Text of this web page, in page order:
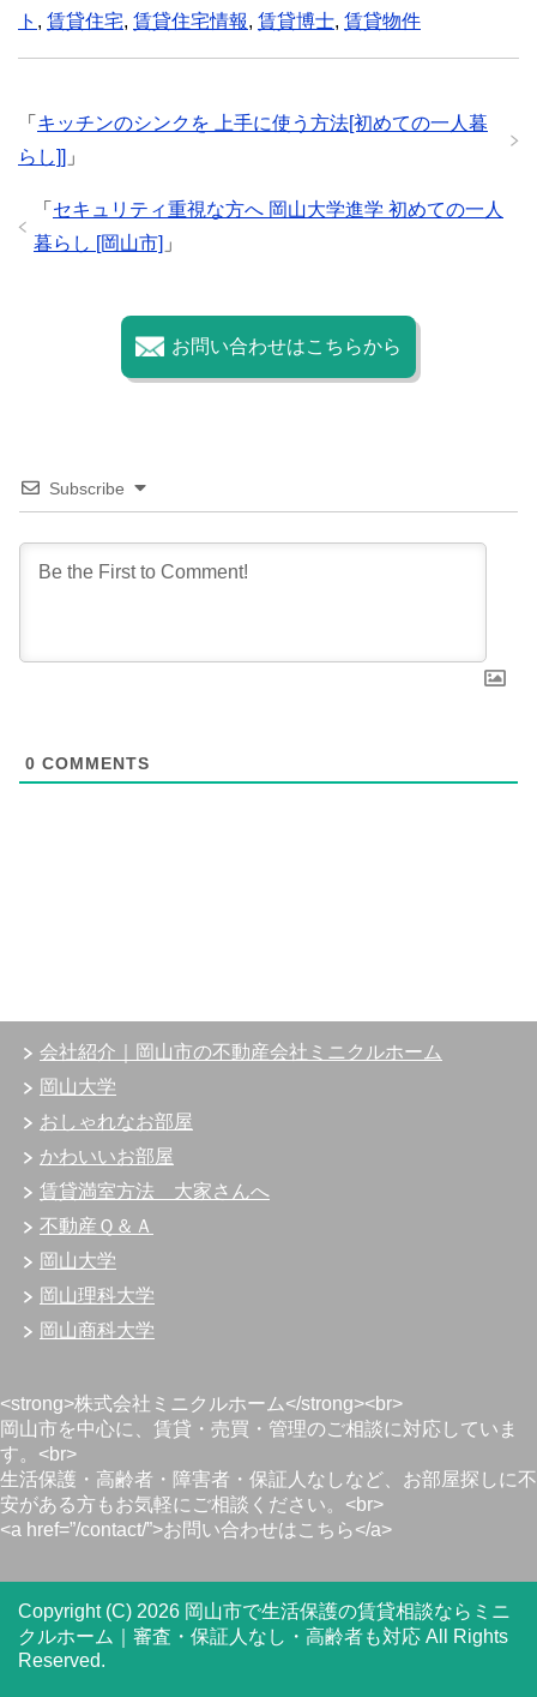
ト , 賃貸住宅, 賃貸住宅情報, 賃貸博士, 賃貸物件
「 キッチンのシンクを 上手に使う方法[初めての一人暮
らし]] 」
「 セキュリティ重視な方へ 岡山大学進学 初めての一人
暮らし [岡山市] 」
お問い合わせはこちらから
Subscribe
0 COMMENTS
会社紹介｜岡山市の不動産会社ミニクルホーム
岡山大学
おしゃれなお部屋
かわいいお部屋
賃貸満室方法 大家さんへ
不動産Ｑ＆Ａ
岡山大学
岡山理科大学
岡山商科大学
<strong>株式会社ミニクルホーム</strong><br>
岡山市を中心に、賃貸・売買・管理のご相談に対応していま
す。<br>
生活保護・高齢者・障害者・保証人なしなど、お部屋探しに不
安がある方もお気軽にご相談ください。<br>
<a href=”/contact/”>お問い合わせはこちら</a>
Copyright (C) 2026 岡山市で生活保護の賃貸相談ならミニ
クルホーム｜審査・保証人なし・高齢者も対応 All Rights
Reserved.